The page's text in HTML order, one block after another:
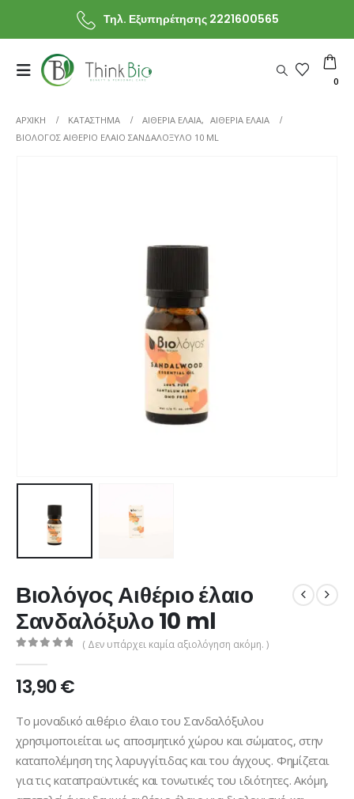
Τηλ. Εξυπηρέτησης 2221600565
0
ΑΡΧΙΚΗ ΚΑΤΆΣΤΗΜΑ ΑΙΘΕΡΙΑ ΕΛΑΙΑ, ΑΙΘΕΡΙΑ ΕΛΑΙΑ
ΒΙΟΛΌΓΟΣ ΑΙΘΈΡΙΟ ΈΛΑΙΟ ΣΑΝΔΑΛΌΞΥΛΟ 10 ML
Βιολόγος Αιθέριο έλαιο
Σανδαλόξυλο 10 ml
( Δεν υπάρχει καμία αξιολόγηση ακόμη. )
13,90€
Το μοναδικό αιθέριο έλαιο του Σανδαλόξυλου
χρησιμοποιείται ως αποσμητικό χώρου και σώματος, στην
καταπολέμηση της λαρυγγίτιδας και του άγχους. Φημίζεται
για τις καταπραϋντικές και τονωτικές του ιδιότητες. Ακόμη,